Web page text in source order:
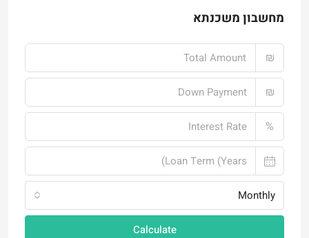
מחשבון משכנתא
₪
₪
%
Monthly
Calculate